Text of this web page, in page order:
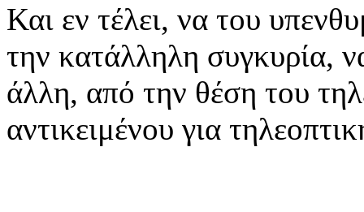
Και εν τέλει, να του
την κατάλληλη συγκυρία,
άλλη, από την θέση του
αντικειμένου για